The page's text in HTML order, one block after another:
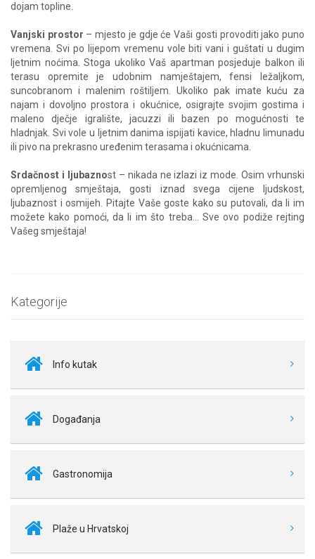
dojam topline.
Vanjski prostor – mjesto je gdje će Vaši gosti provoditi jako puno
vremena. Svi po lijepom vremenu vole biti vani i guštati u dugim
ljetnim noćima. Stoga ukoliko Vaš apartman posjeduje balkon ili
terasu opremite je udobnim namještajem, fensi ležaljkom,
suncobranom i malenim roštiljem. Ukoliko pak imate kuću za
najam i dovoljno prostora i okućnice, osigrajte svojim gostima i
maleno dječje igralište, jacuzzi ili bazen po mogućnosti te
hladnjak. Svi vole u ljetnim danima ispijati kavice, hladnu limunadu
ili pivo na prekrasno uređenim terasama i okućnicama.
Srdačnost i ljubaznost – nikada ne izlazi iz mode. Osim vrhunski
opremljenog smještaja, gosti iznad svega cijene ljudskost,
ljubaznost i osmijeh. Pitajte Vaše goste kako su putovali, da li im
možete kako pomoći, da li im što treba... Sve ovo podiže rejting
Vašeg smještaja!
Kategorije
Info kutak
Događanja
Gastronomija
Plaže u Hrvatskoj